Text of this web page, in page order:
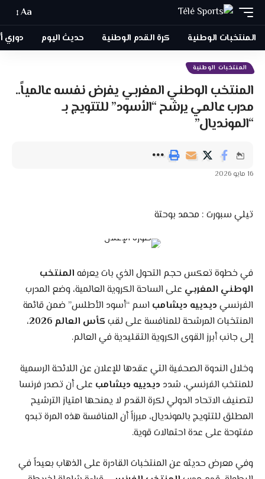
Aa
المنتخبات الوطنية كرة القدم الوطنية حديث اليوم دوري
المنتخبات الوطنية
المنتخب الوطني المغربي يفرض نفسه عالمياً..
مدرب عالمي يرشح “الأسود” للتتويج بـ
“المونديال”
تيلي سبورت : محمد بوحتة
في خطوة تعكس حجم التحول الذي بات يعرفهالمنتخب
الوطني المغربيعلى الساحة الكروية العالمية، وضع المدرب
الفرنسيديدييه ديشامباسم “أسود الأطلس” ضمن قائمة
المنتخبات المرشحة للمنافسة على لقبكأس العالم 2026
،
إلى جانب أبرز القوى الكروية التقليدية في العالم.
وخلال الندوة الصحفية التي عقدها للإعلان عن اللائحة الرسمية
للمنتخب الفرنسي، شددديدييه ديشامبعلى أن تصدر فرنسا
لتصنيف الاتحاد الدولي لكرة القدم لا يمنحها امتياز الترشيح
المطلق للتتويج بالمونديال، مبرزاً أن المنافسة هذه المرة تبدو
مفتوحة على عدة احتمالات قوية.
وفي معرض حديثه عن المنتخبات القادرة على الذهاب بعيداً في